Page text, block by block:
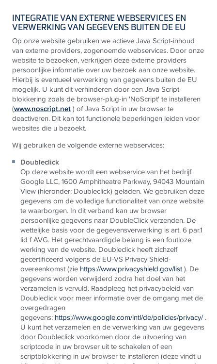
INTEGRATIE VAN EXTERNE WEBSERVICES EN
VERWERKING VAN GEGEVENS BUITEN DE EU
Op onze website gebruiken we actieve Java Script-inhoud
van externe providers, zogenoemde webservices. Door onze
website te bezoeken, verkrijgen deze externe providers
persoonlijke informatie over uw bezoek aan onze website.
Hierbij is eventueel verwerking van gegevens buiten de EU
mogelijk. U kunt dit verhinderen door een Java Script-
blokkering zoals de browser-plug-in 'NoScript' te installeren
(www.noscript.net) of Java Script in uw browser te
deactiveren. Dit kan tot functionele beperkingen leiden voor
websites die u bezoekt.
Wij gebruiken de volgende externe webservices:
Doubleclick
Op deze website wordt een webservice van het bedrijf
Google LLC, 1600 Amphitheatre Parkway, 94043 Mountain
View (hieronder: Doubleclick) geladen. We gebruiken deze
gegevens om de volledige functionaliteit van onze website
te waarborgen. In dit verband kan uw browser
persoonlijke gegevens naar DoubleClick verzenden. De
wettelijke basis voor de gegevensverwerking is art. 6 par.1
lid f AVG. Het gerechtvaardigde belang is een foutloze
werking van de website. Doubleclick heeft zichzelf
gecertificeerd volgens de EU-VS Privacy Shield-
overeenkomst (zie https://www.privacyshield.gov/list). De
gegevens worden verwijderd zodra het doel van het
verzamelen is vervuld. Raadpleeg het privacybeleid van
Doubleclick voor meer informatie over de omgang met de
overgedragen
gegevens: https://www.google.com/intl/de/policies/privacy/.
U kunt het verzamelen en de verwerking van uw gegevens
door Doubleclick voorkomen door de uitvoering van
scriptcode in uw browser uit te schakelen of een
scriptblokkering in uw browser te installeren (deze vindt u